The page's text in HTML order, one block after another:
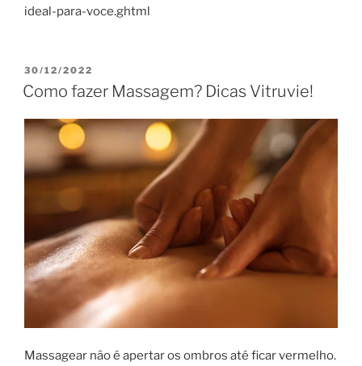
ideal-para-voce.ghtml
30/12/2022
Como fazer Massagem? Dicas Vitruvie!
Massagear não é apertar os ombros até ficar vermelho.